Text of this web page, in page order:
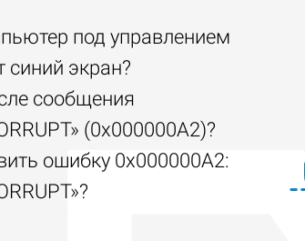
под управлением
синий экран?
сообщения
(0x000000A2)?
ошибку 0x000000A2: